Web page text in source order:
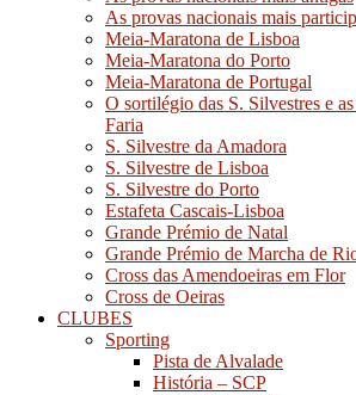
As provas nacionais mais
Meia-Maratona de Lisboa
Meia-Maratona do Porto
Meia-Maratona de Portugal
O sortilégio das S. Silvestres e
Faria
S. Silvestre da Amadora
S. Silvestre de Lisboa
S. Silvestre do Porto
Estafeta Cascais-Lisboa
Grande Prémio de Natal
Grande Prémio de Marcha de
Cross das Amendoeiras em Flor
Cross de Oeiras
CLUBES
Sporting
Pista de Alvalade
História – SCP